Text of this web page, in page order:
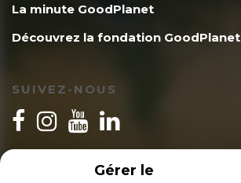
Gérer le
La minute GoodPlanet
Découvrez la fondation GoodPlanet
SUIVEZ-NOUS
INSCRIPTION NEWSLETTER